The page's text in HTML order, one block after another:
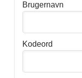
Brugernavn
Kodeord